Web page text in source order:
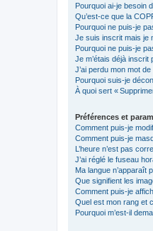
Pourquoi ai-je besoin
Qu’est-ce que la
Pourquoi ne puis-je
Je suis inscrit mais je
Pourquoi ne puis-je
Je m’étais déjà
J’ai perdu mon mot de
Pourquoi suis-je
À quoi sert «
Préférences et
Comment puis-je
Comment puis-je
L’heure n’est pas
J’ai réglé le fuseau
Ma langue n’apparaît
Que signifient les
Comment puis-je
Quel est mon rang et
Pourquoi m’est-il